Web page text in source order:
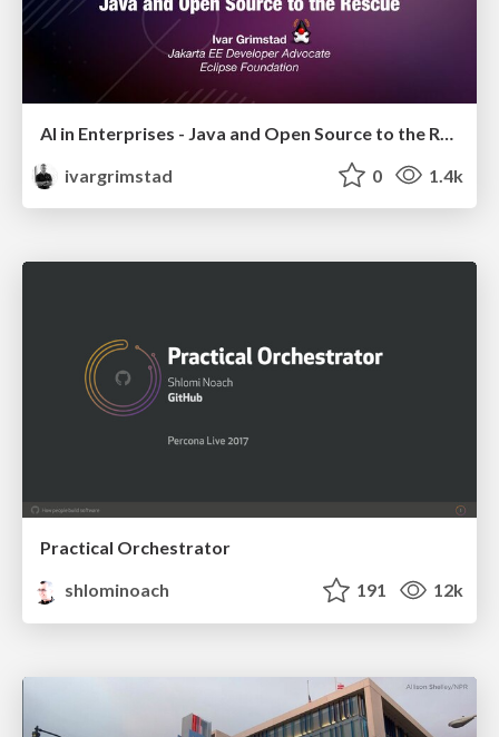
ivargrimstad
0 1.4k
Practical Orchestrator
shlominoach
191 12k